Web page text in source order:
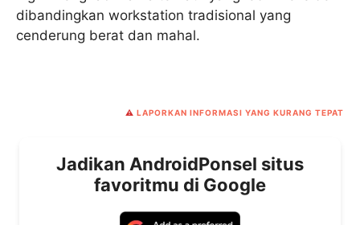
dibandingkan workstation tradisional yang
cenderung berat dan mahal.
⚠️ LAPORKAN INFORMASI YANG KURANG TEPAT
Jadikan AndroidPonsel situs
favoritmu di Google